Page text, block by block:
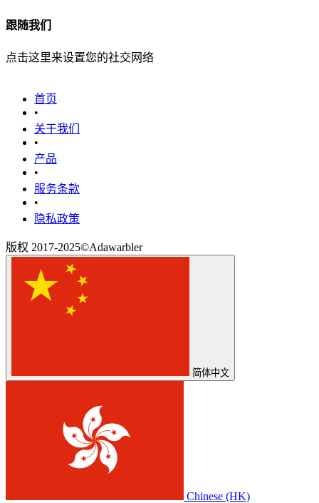
跟随我们
点击这里来设置您的社交网络
首页
•
关于我们
•
产品
•
‎服务条款‎
•
隐私政策
版权 2017-2025©Adawarbler
简体中文
Chinese (HK)